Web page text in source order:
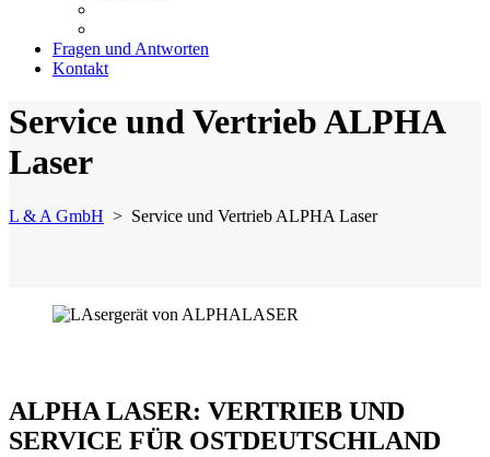
Fragen und Antworten
Kontakt
Service und Vertrieb ALPHA
Laser
L & A GmbH > Service und Vertrieb ALPHA Laser
ALPHA LASER: VERTRIEB UND
SERVICE FÜR OSTDEUTSCHLAND